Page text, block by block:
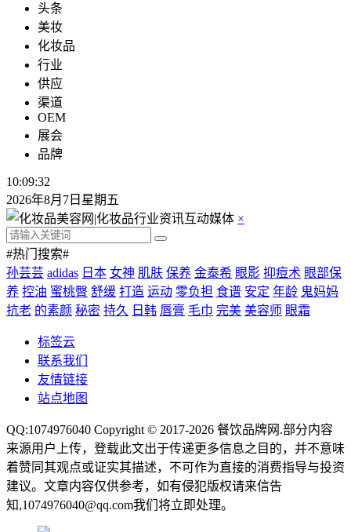
头条
美妆
化妆品
行业
供应
渠道
OEM
展会
品牌
10:09:32
2026年8月7日星期五
×
#热门搜索#
孙芸芸 adidas 日本 女神 肌肤 保养 金泰希 眼影 抑痘术 眼部保
养 控油 蜜桃臀 舒缓 打造 运动 零负担 食谱 安定 年龄 鬼妈妈
抗老 的素颜 秘密 持久 日韩 唇膏 毛巾 完美 美容师 眼霜
标签云
联系我们
友情链接
站点地图
QQ:1074976040 Copyright © 2017-2026 餐饮品牌网 .部分内容
来源用户上传，登载此文出于传递更多信息之目的，并不意味
着赞同其观点或证实其描述，不可作为直接的消费指导与投资
建议。文章内容仅供参考，如有侵犯版权请来信告
知,1074976040@qq.com我们将立即处理。